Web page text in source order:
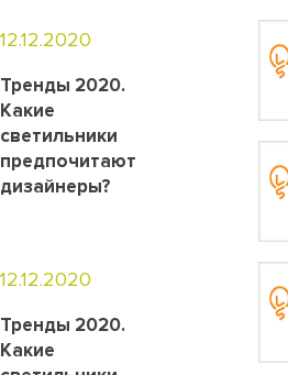
12.12.2020
Тренды 2020.
Какие
светильники
предпочитают
дизайнеры?
12.12.2020
Тренды 2020.
Какие